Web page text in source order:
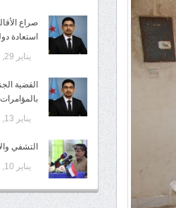
صراع
استعادة
يناير 29, 2026
القضية
بالمؤامرات
يناير 13, 2026
التشفي
يناير 10, 2026